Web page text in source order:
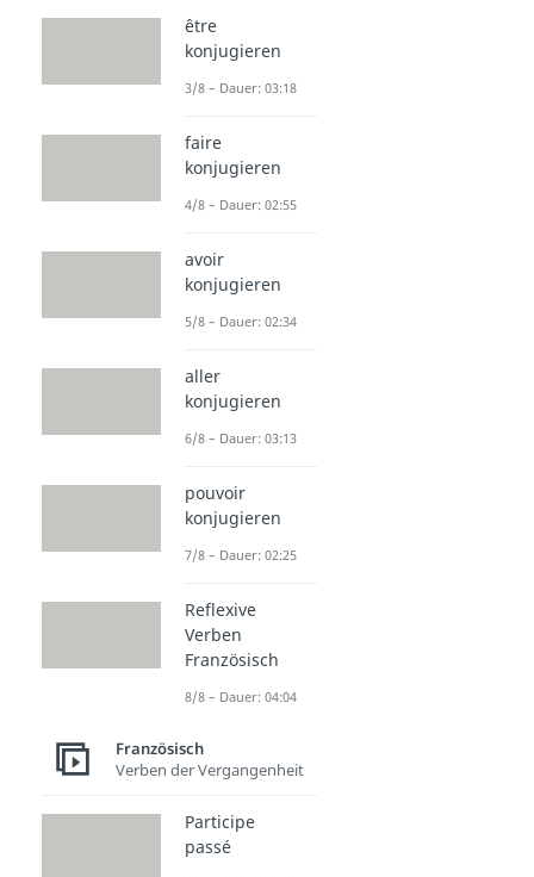
être
konjugieren
3/8 – Dauer: 03:18
faire
konjugieren
4/8 – Dauer: 02:55
avoir
konjugieren
5/8 – Dauer: 02:34
aller
konjugieren
6/8 – Dauer: 03:13
pouvoir
konjugieren
7/8 – Dauer: 02:25
Reflexive
Verben
Französisch
8/8 – Dauer: 04:04
Französisch
Verben der Vergangenheit
Participe
passé